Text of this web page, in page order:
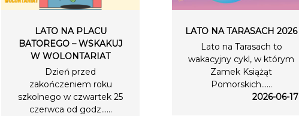
LATO NA PLACU
BATOREGO – WSKAKUJ
W WOLONTARIAT
Dzień przed
zakończeniem roku
szkolnego w czwartek 25
czerwca od godz…...
LATO NA TARASACH 2026
Lato na Tarasach to
wakacyjny cykl, w którym
Zamek Książąt
Pomorskich…...
2026-06-17